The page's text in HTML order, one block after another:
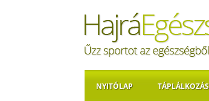
NYITÓLAP TÁPLÁLKOZÁS